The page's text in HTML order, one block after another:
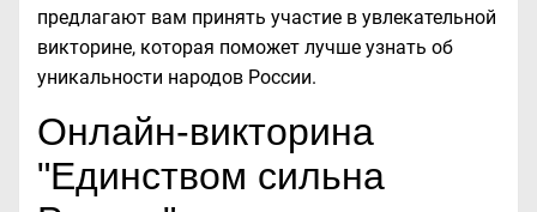
предлагают вам принять участие в увлекательной
викторине, которая поможет лучше узнать об
уникальности народов России.